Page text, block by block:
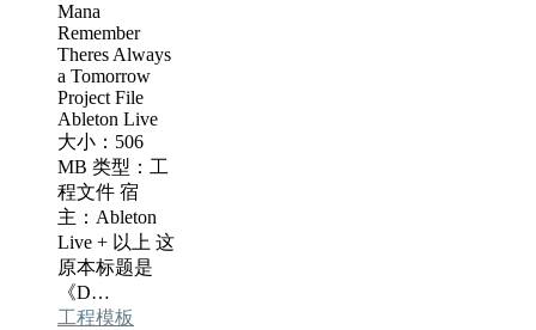
Mana
Remember
Theres Always
a Tomorrow
Project File
Ableton Live
大小：506
MB 类型：工
程文件 宿
主：Ableton
Live + 以上 这
原本标题是
《D…
工程模板